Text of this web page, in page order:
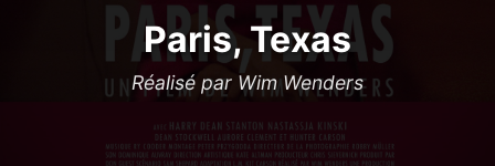
Paris, Texas
Réalisé par Wim Wenders